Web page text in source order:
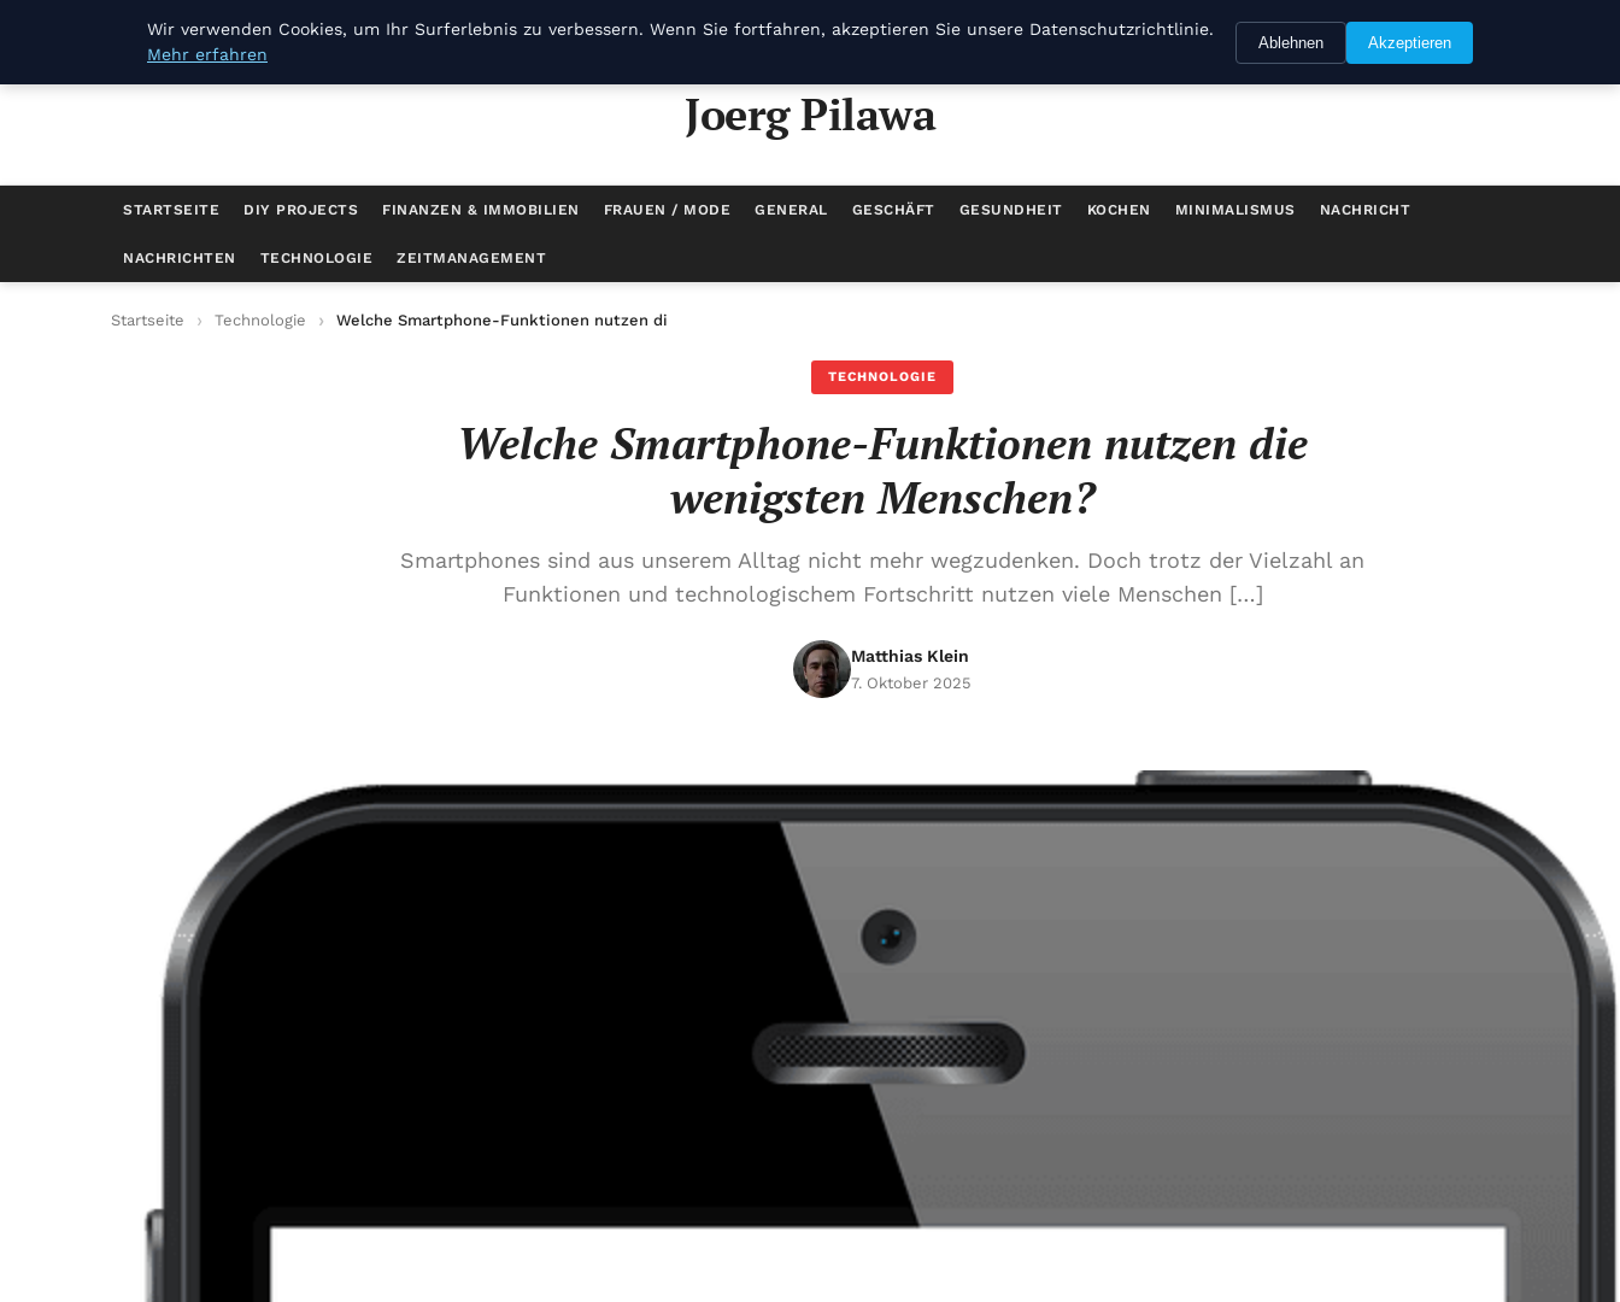
Joerg Pilawa
Joerg Pilawa
STARTSEITE DIY PROJECTS FINANZEN & IMMOBILIEN FRAUEN / MODE GENERAL GESCHÄFT GESUNDHEIT KOCHEN MINIMALISMUS NACHRICHT
NACHRICHTEN TECHNOLOGIE ZEITMANAGEMENT
Startseite Technologie Welche Smartphone-Funktionen nutzen die wenigsten Menschen?
TECHNOLOGIE
Welche Smartphone-Funktionen nutzen die
wenigsten Menschen?
Smartphones sind aus unserem Alltag nicht mehr wegzudenken. Doch trotz der Vielzahl an
Funktionen und technologischem Fortschritt nutzen viele Menschen […]
Matthias Klein
7. Oktober 2025
Wir verwenden Cookies, um Ihr Surferlebnis zu verbessern. Wenn Sie fortfahren, akzeptieren Sie unsere Datenschutzrichtlinie.
Mehr erfahren
Ablehnen Akzeptieren